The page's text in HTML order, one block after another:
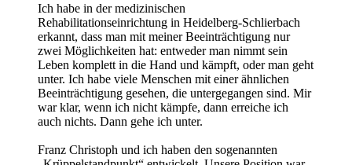
Ich habe in der medizinischen
Rehabilitationseinrichtung in Heidelberg-Schlierbach
erkannt, dass man mit meiner Beeinträchtigung nur
zwei Möglichkeiten hat: entweder man nimmt sein
Leben komplett in die Hand und kämpft, oder man geht
unter. Ich habe viele Menschen mit einer ähnlichen
Beeinträchtigung gesehen, die untergegangen sind. Mir
war klar, wenn ich nicht kämpfe, dann erreiche ich
auch nichts. Dann gehe ich unter.
Franz Christoph und ich haben den sogenannten